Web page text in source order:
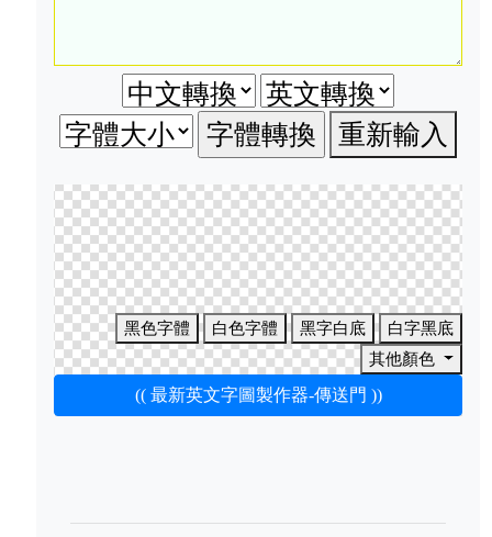
重新輸入
黑色字體 白色字體 黑字白底
白字黑底
其他顏色
(( 最新英文字圖製作器-傳送門 ))